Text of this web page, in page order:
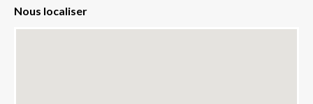
Nous localiser